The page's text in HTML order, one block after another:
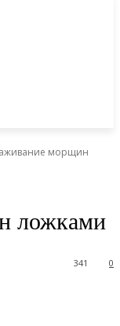
морщин
ложками
0
341